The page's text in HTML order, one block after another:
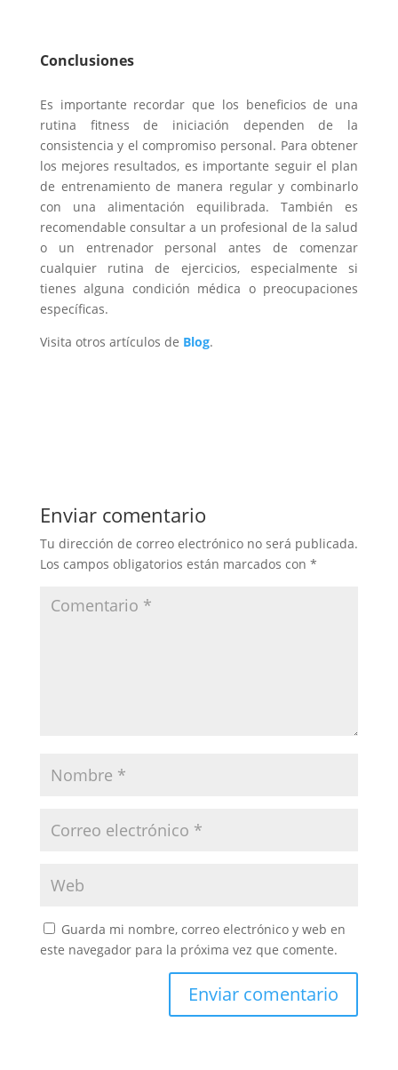
Conclusiones
Es importante recordar que los beneficios de una
rutina fitness de iniciación dependen de la
consistencia y el compromiso personal. Para obtener
los mejores resultados, es importante seguir el plan
de entrenamiento de manera regular y combinarlo
con una alimentación equilibrada. También es
recomendable consultar a un profesional de la salud
o un entrenador personal antes de comenzar
cualquier rutina de ejercicios, especialmente si
tienes alguna condición médica o preocupaciones
específicas.
Visita otros artículos de Blog.
Enviar comentario
Tu dirección de correo electrónico no será publicada.
Los campos obligatorios están marcados con *
Guarda mi nombre, correo electrónico y web en
este navegador para la próxima vez que comente.